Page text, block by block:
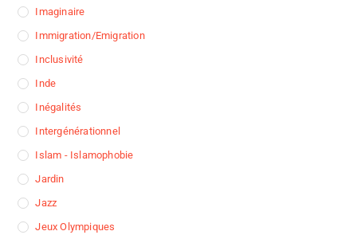
Imaginaire
Immigration/Emigration
Inclusivité
Inde
Inégalités
Intergénérationnel
Islam - Islamophobie
Jardin
Jazz
Jeux Olympiques